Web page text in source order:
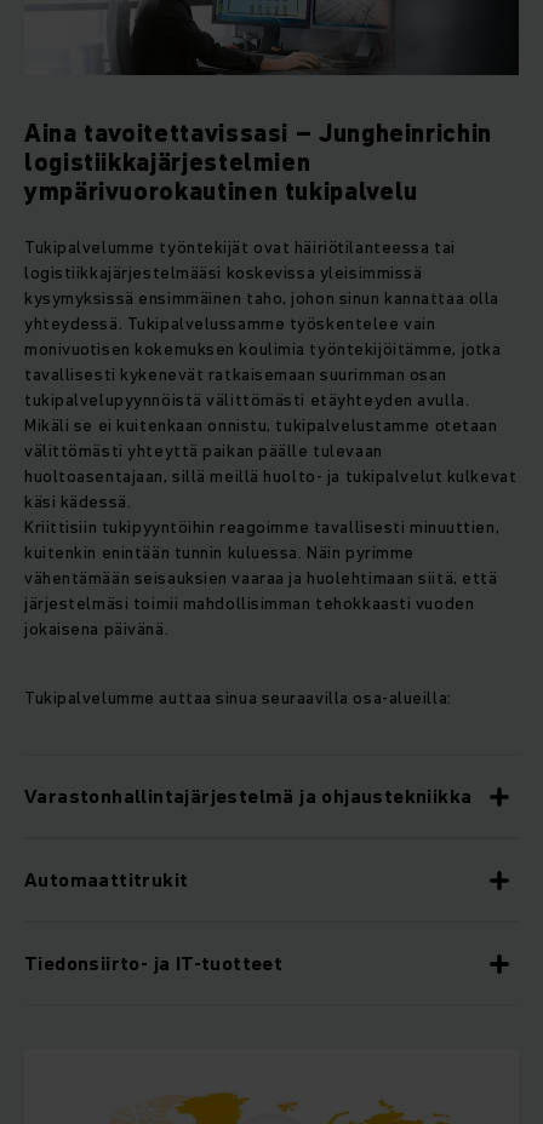
Aina tavoitettavissasi – Jungheinrichin
logistiikkajärjestelmien
ympärivuorokautinen tukipalvelu
Tukipalvelumme työntekijät ovat häiriötilanteessa tai
logistiikkajärjestelmääsi koskevissa yleisimmissä
kysymyksissä ensimmäinen taho, johon sinun kannattaa olla
yhteydessä. Tukipalvelussamme työskentelee vain
monivuotisen kokemuksen koulimia työntekijöitämme, jotka
tavallisesti kykenevät ratkaisemaan suurimman osan
tukipalvelupyynnöistä välittömästi etäyhteyden avulla.
Mikäli se ei kuitenkaan onnistu, tukipalvelustamme otetaan
välittömästi yhteyttä paikan päälle tulevaan
huoltoasentajaan, sillä meillä huolto- ja tukipalvelut kulkevat
käsi kädessä.
Kriittisiin tukipyyntöihin reagoimme tavallisesti minuuttien,
kuitenkin enintään tunnin kuluessa. Näin pyrimme
vähentämään seisauksien vaaraa ja huolehtimaan siitä, että
järjestelmäsi toimii mahdollisimman tehokkaasti vuoden
jokaisena päivänä.
Tukipalvelumme auttaa sinua seuraavilla osa-alueilla:
Varastonhallintajärjestelmä ja ohjaustekniikka
Automaattitrukit
Tiedonsiirto- ja IT-tuotteet